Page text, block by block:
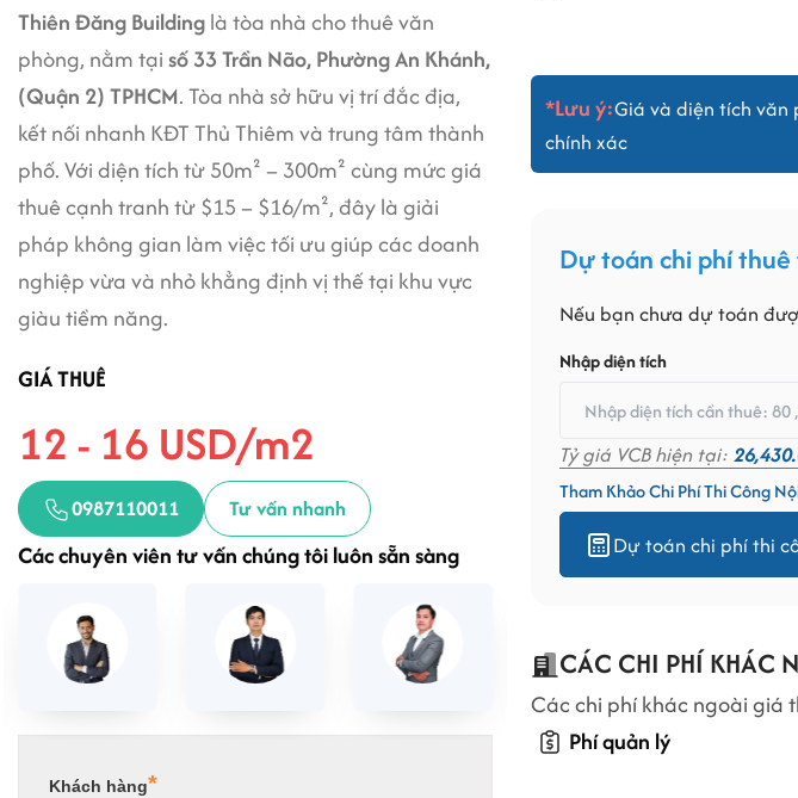
Thiên Đăng Buildinglà tòa nhà cho thuê văn
phòng, nằm tại số 33 Trần Não, Phường An Khánh,
(Quận 2) TPHCM. Tòa nhà sở hữu vị trí đắc địa,
kết nối nhanh KĐT Thủ Thiêm và trung tâm thành
phố. Với diện tích từ 50m² – 300m² cùng mức giá
thuê cạnh tranh từ $15 – $16/m², đây là giải
pháp không gian làm việc tối ưu giúp các doanh
nghiệp vừa và nhỏ khẳng định vị thế tại khu vực
giàu tiềm năng.
GIÁ THUÊ
12 - 16 USD/m2
0987110011 Tư vấn nhanh
Các chuyên viên tư vấn chúng tôi luôn sẵn sàng
*Lưu ý:Giá và diện tích văn
chính xác
Dự toán chi phí
Nếu bạn chưa dự toán
Nhập diện tích
Tỷ giá VCB hiện tại:
Tham Khảo Chi Phí Thi Công
Dự toán chi phí thi
CÁC CHI PHÍ KHÁC
Các chi phí khác ngoài giá
Phí quản lý